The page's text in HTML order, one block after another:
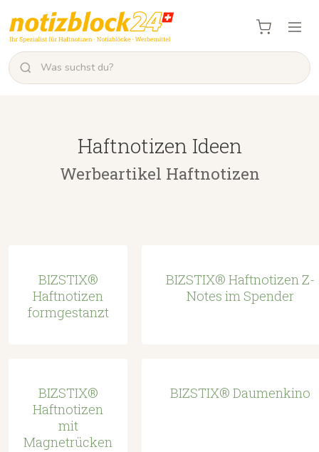
Haftnotizen Ideen
Werbeartikel Haftnotizen
BIZSTIX®
Haftnotizen
formgestanzt
BIZSTIX® Haftnotizen Z-
Notes im Spender
BIZSTIX®
Haftnotizen
mit
Magnetrücken
BIZSTIX® Daumenkino